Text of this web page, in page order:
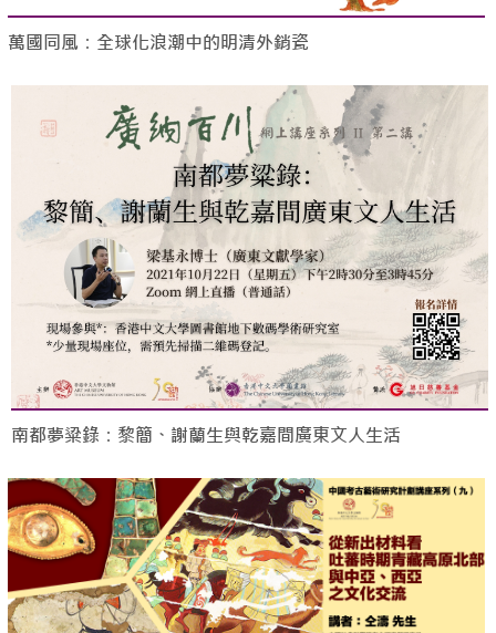
萬國同風：全球化浪潮中的明清外銷瓷
南都夢粱錄：黎簡、謝蘭生與乾嘉間廣東文人生活